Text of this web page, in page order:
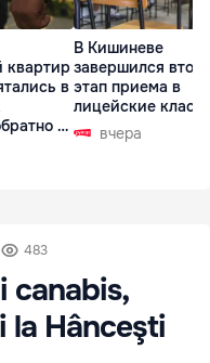
квартир
в
в
В Кишиневе
завершился
этап приема в
лицейские
вчера
483
canabis,
la Hânceşti